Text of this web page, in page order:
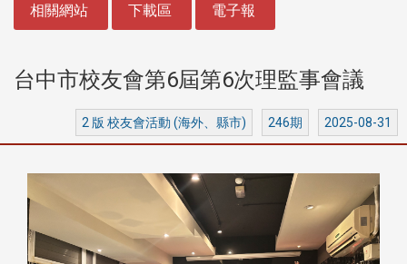
相關網站 下載區 電子報
台中市校友會第6屆第6次理監事會議
2 版 校友會活動 (海外、縣市) 246期 2025-08-31